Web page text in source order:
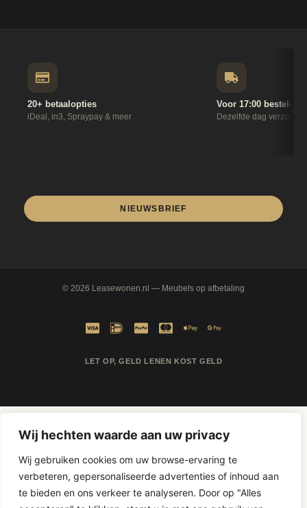
Wij hechten waarde aan uw privacy
Wij gebruiken cookies om uw browse-ervaring te
verbeteren, gepersonaliseerde advertenties of inhoud aan
te bieden en ons verkeer te analyseren. Door op "Alles
20+ betaalopties
iDeal, in3, Spraypay & meer
Voor 17:00 besteld
Dezelfde dag
NIEUWSBRIEF
© 2026 Leasewonen.nl — Meubels op afbetaling
LET OP, GELD LENEN KOST GELD